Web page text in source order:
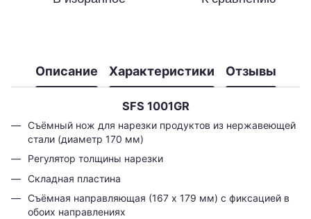
Описание Характеристики Отзывы
SFS 1001GR
Съёмный нож для нарезки продуктов из нержавеющей
стали (диаметр 170 мм)
Регулятор толщины нарезки
Складная пластина
Съёмная направляющая (167 x 179 мм) с фиксацией в
обоих направлениях